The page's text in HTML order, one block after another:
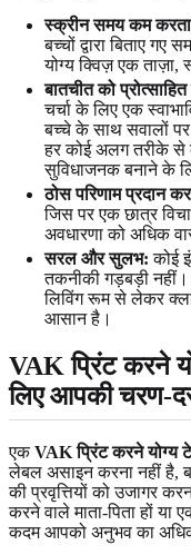
स्क्रीन समय कम
बच्चों द्वारा बिताए
योग्य क्विज़ एक ताज़ा,
बातचीत को
चर्चा के लिए एक
बच्चे के साथ सवालों
हर कोई अलग तरीके से
सुविधाजनक बनाने के
ठोस परिणाम प्रदान
जिस पर एक छात्र
अवधारणा को अधिक
सरल और सुलभ: कोई
तकनीकी गड़बड़ी नहीं।
लिविंग रूम से लेकर
आसान है।
VAK प्रिंट करने
लिए आपकी चरण-
एकVAK प्रिंट करने योग्य
लेबल असाइन करना नहीं है,
की प्रवृत्तियों को उजागर
करने वाले माता-पिता हों या
कदम आपको अनुभव का